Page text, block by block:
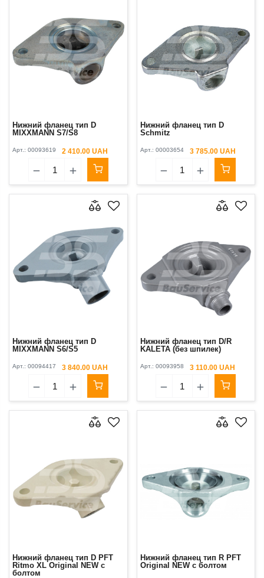
Нижний фланец тип D
MIXXMANN S7/S8
Арт.: 00093619 2 410.00 UAH
Нижний фланец тип D
Schmitz
Арт.: 00003654 3 785.00 UAH
Нижний фланец тип D
MIXXMANN S6/S5
Арт.: 00094417 3 840.00 UAH
Нижний фланец тип D/R
KALETA (без шпилек)
Арт.: 00093958 3 110.00 UAH
Нижний фланец тип D PFT
Ritmo XL Original NEW с
болтом
Нижний фланец тип R PFT
Original NEW с болтом